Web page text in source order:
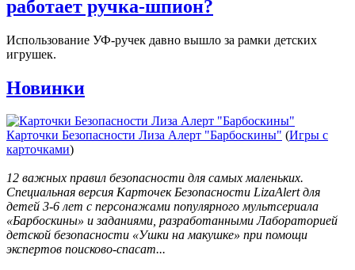
работает ручка-шпион?
Использование УФ-ручек давно вышло за рамки детских
игрушек.
Новинки
Карточки Безопасности Лиза Алерт "Барбоскины" (Игры с
карточками)
12 важных правил безопасности для самых маленьких.
Специальная версия Карточек Безопасности LizaAlert для
детей 3-6 лет с персонажами популярного мультсериала
«Барбоскины» и заданиями, разработанными Лабораторией
детской безопасности «Ушки на макушке» при помощи
экспертов поисково-спасат...